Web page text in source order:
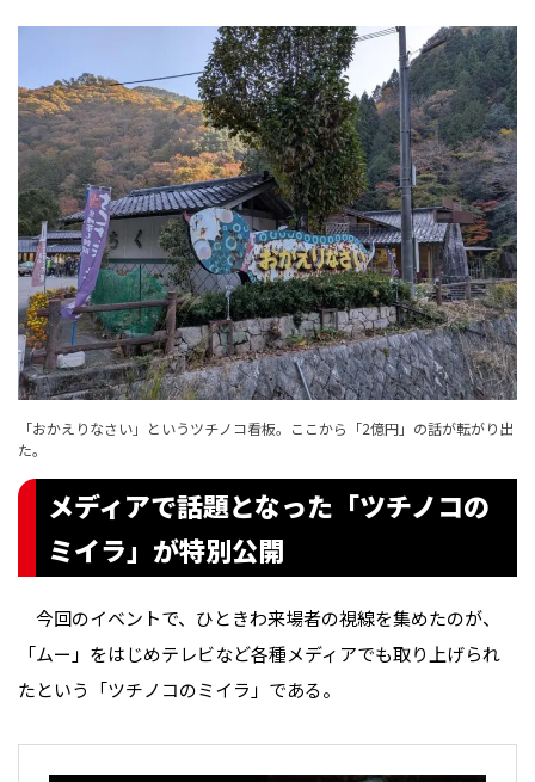
「おかえりなさい」というツチノコ看板。ここから「2億円」の話が転がり出
た。
メディアで話題となった「ツチノコの
ミイラ」が特別公開
今回のイベントで、ひときわ来場者の視線を集めたのが、
「ムー」をはじめテレビなど各種メディアでも取り上げられ
たという「ツチノコのミイラ」である。